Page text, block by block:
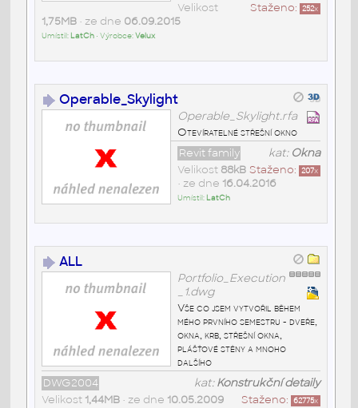
Staženo: 252x
Velikost
1,75MB• ze dne 06.09.2015
Umístil: LatCh• Výrobce:Velux
Operable_Skylight
Operable_Skylight.rfa
Otevíratelné střešní okno
kat: Okna
Revit family
Staženo: 207x
Velikost 88kB
• ze dne 16.04.2016
Umístil: LatCh
ALL
Portfolio_Execution
_1.dwg
Vše co jsem vytvořil během
mého prvního semestru - dveře,
okna, krb, střešní okna,
plášťové stěny a mnoho
dalšího
kat:Konstrukční detaily
DWG2004
Staženo: 62775x
Velikost 1,44MB• ze dne 10.05.2009